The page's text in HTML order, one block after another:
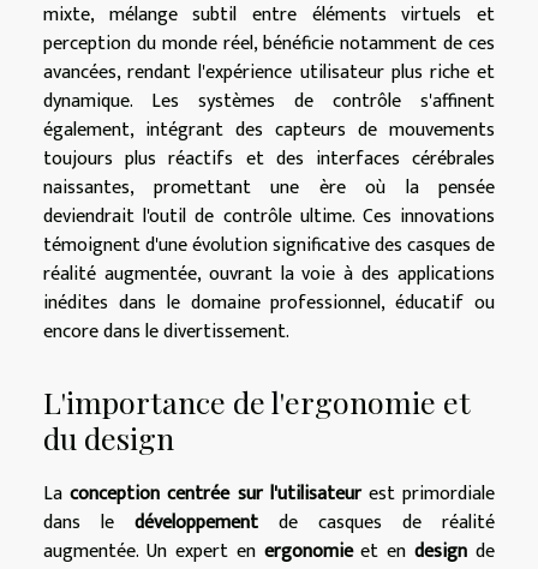
mixte, mélange subtil entre éléments virtuels et
perception du monde réel, bénéficie notamment de ces
avancées, rendant l'expérience utilisateur plus riche et
dynamique. Les systèmes de contrôle s'affinent
également, intégrant des capteurs de mouvements
toujours plus réactifs et des interfaces cérébrales
naissantes, promettant une ère où la pensée
deviendrait l'outil de contrôle ultime. Ces innovations
témoignent d'une évolution significative des casques de
réalité augmentée, ouvrant la voie à des applications
inédites dans le domaine professionnel, éducatif ou
encore dans le divertissement.
L'importance de l'ergonomie et
du design
Laconception centrée sur l'utilisateurest primordiale
dans le développement de casques de réalité
augmentée. Un expert en ergonomieet endesign de